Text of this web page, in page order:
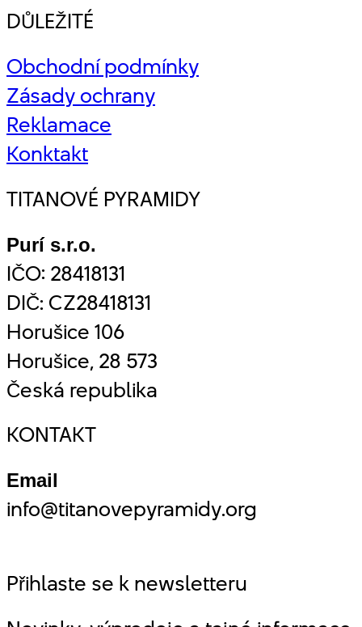
DŮLEŽITÉ
Obchodní podmínky
Zásady ochrany
Reklamace
Konktakt
TITANOVÉ PYRAMIDY
Purí s.r.o.
IČO: 28418131
DIČ: CZ28418131
Horušice 106
Horušice, 28 573
Česká republika
KONTAKT
Email
info@titanovepyramidy.org
Přihlaste se k newsletteru